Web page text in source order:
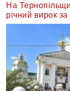
На
річний вирок